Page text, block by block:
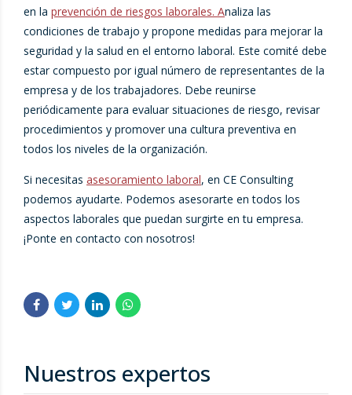
en la prevención de riesgos laborales. Analiza las
condiciones de trabajo y propone medidas para mejorar la
seguridad y la salud en el entorno laboral. Este comité debe
estar compuesto por igual número de representantes de la
empresa y de los trabajadores. Debe reunirse
periódicamente para evaluar situaciones de riesgo, revisar
procedimientos y promover una cultura preventiva en
todos los niveles de la organización.
Si necesitas asesoramiento laboral, en CE Consulting
podemos ayudarte. Podemos asesorarte en todos los
aspectos laborales que puedan surgirte en tu empresa.
¡Ponte en contacto con nosotros!
Nuestros expertos